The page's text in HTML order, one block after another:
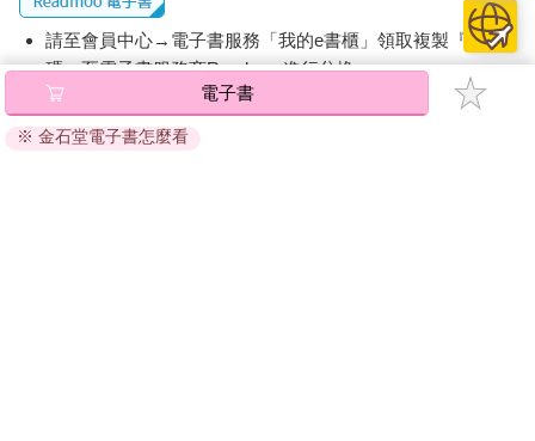
請至會員中心→電子書服務「我的e書櫃」領取複製『兌換
碼』至電子書服務商Readmoo進行兌換。
退換貨須知：
因版權保護，您在金石堂所購買的電子書僅能以金石堂專屬
電子書
※ 金石堂電子書怎麼看